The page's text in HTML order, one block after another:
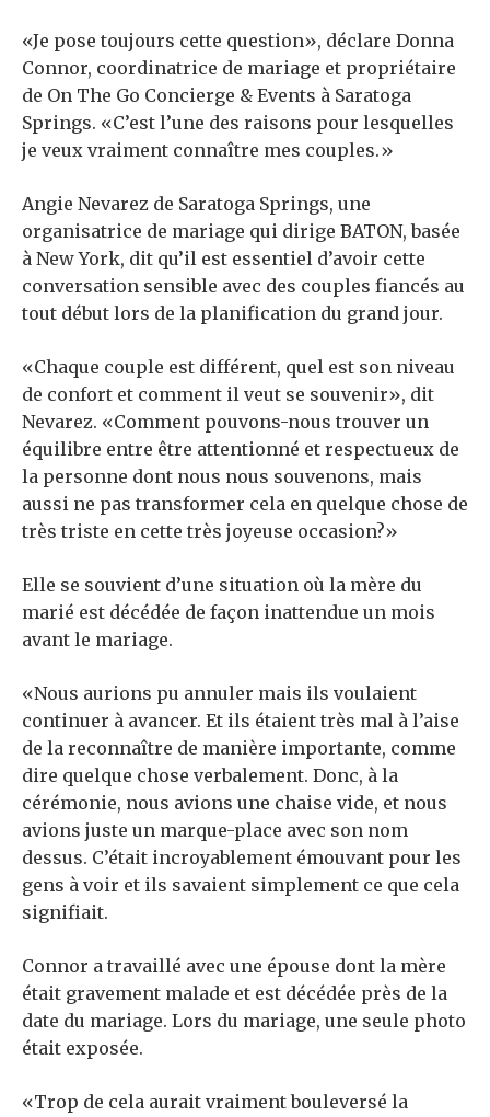
«Je pose toujours cette question», déclare Donna
Connor, coordinatrice de mariage et propriétaire
de On The Go Concierge & Events à Saratoga
Springs. «C’est l’une des raisons pour lesquelles
je veux vraiment connaître mes couples.»
Angie Nevarez de Saratoga Springs, une
organisatrice de mariage qui dirige BATON, basée
à New York, dit qu’il est essentiel d’avoir cette
conversation sensible avec des couples fiancés au
tout début lors de la planification du grand jour.
«Chaque couple est différent, quel est son niveau
de confort et comment il veut se souvenir», dit
Nevarez. «Comment pouvons-nous trouver un
équilibre entre être attentionné et respectueux de
la personne dont nous nous souvenons, mais
aussi ne pas transformer cela en quelque chose de
très triste en cette très joyeuse occasion?»
Elle se souvient d’une situation où la mère du
marié est décédée de façon inattendue un mois
avant le mariage.
«Nous aurions pu annuler mais ils voulaient
continuer à avancer. Et ils étaient très mal à l’aise
de la reconnaître de manière importante, comme
dire quelque chose verbalement. Donc, à la
cérémonie, nous avions une chaise vide, et nous
avions juste un marque-place avec son nom
dessus. C’était incroyablement émouvant pour les
gens à voir et ils savaient simplement ce que cela
signifiait.
Connor a travaillé avec une épouse dont la mère
était gravement malade et est décédée près de la
date du mariage. Lors du mariage, une seule photo
était exposée.
«Trop de cela aurait vraiment bouleversé la